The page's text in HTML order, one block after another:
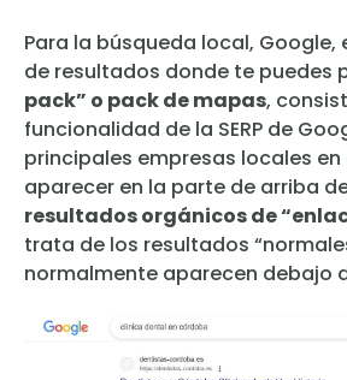
Para la búsqueda local, Google,
de resultados donde te puedes
pack” o pack de mapas,
funcionalidad de la SERP de
principales empresas locales en
aparecer en la parte de arriba
resultados orgánicos de
trata de los resultados
normalmente aparecen debajo